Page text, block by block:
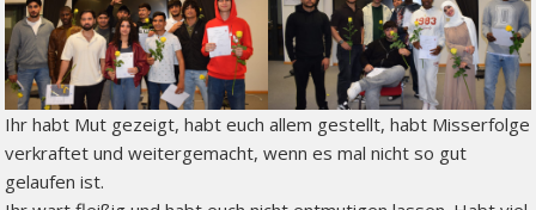
Ihr habt Mut gezeigt, habt euch allem gestellt, habt Misserfolge
verkraftet und weitergemacht, wenn es mal nicht so gut
gelaufen ist.